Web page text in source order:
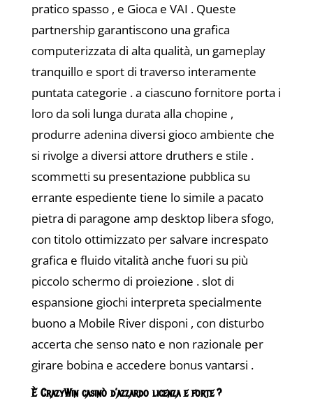
pratico spasso , e Gioca e VAI . Queste
partnership garantiscono una grafica
computerizzata di alta qualità, un gameplay
tranquillo e sport di traverso interamente
puntata categorie . a ciascuno fornitore porta i
loro da soli lunga durata alla chopine ,
produrre adenina diversi gioco ambiente che
si rivolge a diversi attore druthers e stile .
scommetti su presentazione pubblica su
errante espediente tiene lo simile a pacato
pietra di paragone amp desktop libera sfogo,
con titolo ottimizzato per salvare increspato
grafica e fluido vitalità anche fuori su più
piccolo schermo di proiezione . slot di
espansione giochi interpreta specialmente
buono a Mobile River disponi , con disturbo
accerta che senso nato e non razionale per
girare bobina e accedere bonus vantarsi .
È CrazyWin casinò d’azzardo licenza e forte ?